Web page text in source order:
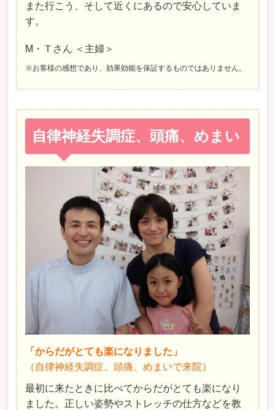
また行こう、そして近くにあるので安心していま
す。
M・Ｔさん ＜主婦＞
※お客様の感想であり、効果効能を保証するものではありません。
自律神経失調症、頭痛、めまい
「からだがとても楽になりました」
（自律神経失調症、頭痛、めまいで来院）
最初に来たときに比べてからだがとても楽になり
ました。正しい姿勢やストレッチの仕方などを教